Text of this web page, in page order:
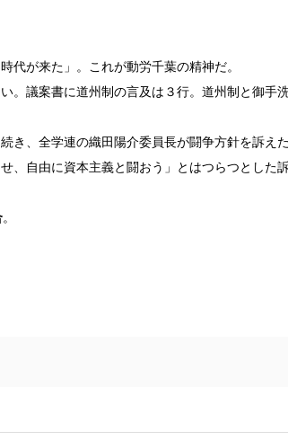
が来た」。これが動労千葉の精神だ。
。議案書に道州制の言及は３行。道州制と御手
、全学連の織田陽介委員長が闘争方針を訴えた
、自由に資本主義と闘おう」とはつらつとした
。